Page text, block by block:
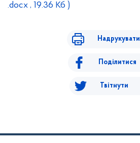
.docx , 19.36 Кб )
Надрукувати
Поділитися
Твітнути